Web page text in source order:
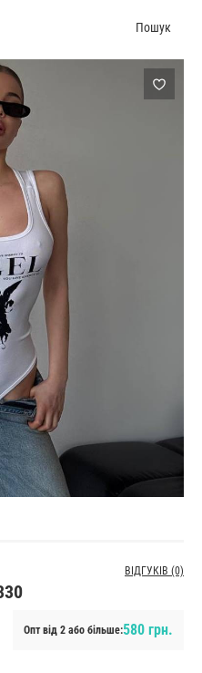
Пошук
ВІДГУКІВ (0)
Опт від 2 або більше:580 грн.